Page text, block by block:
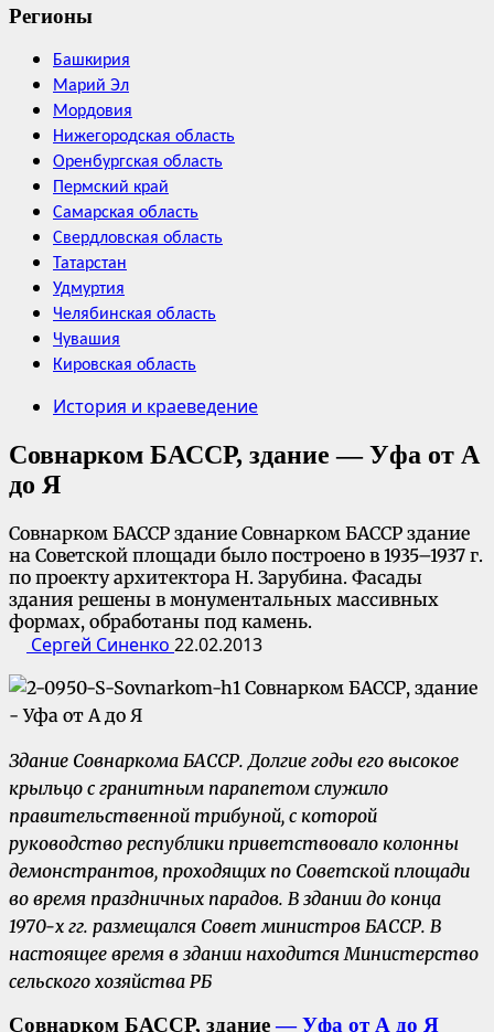
Регионы
Башкирия
Марий Эл
Мордовия
Нижегородская область
Оренбургская область
Пермский край
Самарская область
Свердловская область
Татарстан
Удмуртия
Челябинская область
Чувашия
Кировская область
История и краеведение
Совнарком БАССР, здание — Уфа от А
до Я
Совнарком БАССР здание Совнарком БАССР здание
на Советской площади было построено в 1935–1937 г.
по проекту архитектора Н. Зарубина. Фасады
здания решены в монументальных массивных
формах, обработаны под камень.
Сергей Синенко 22.02.2013
Здание Совнаркома БАССР. Долгие годы его высокое
крыльцо с гранитным парапетом служило
правительственной трибуной, с которой
руководство республики приветствовало колонны
демонстрантов, проходящих по Советской площади
во время праздничных парадов. В здании до конца
1970-х гг. размещался Совет министров БАССР. В
настоящее время в здании находится Министерство
сельского хозяйства РБ
Совнарком БАССР, здание— Уфа от А до Я